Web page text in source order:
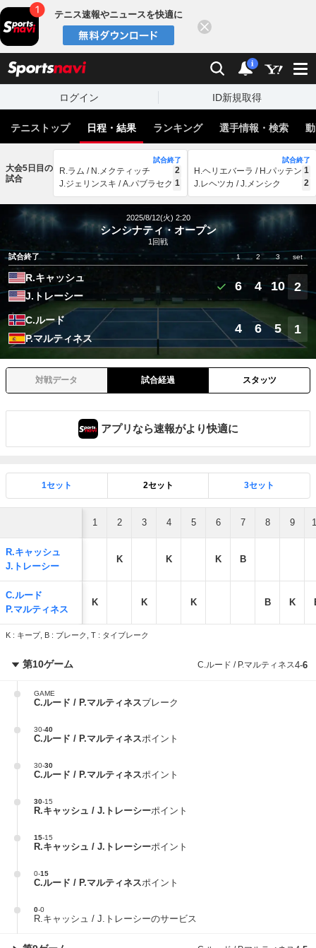
テニス速報やニュースを快適に
検索 通知
i
ログイン ID新規取得
テニストップ 日程・結果 ランキング 選手情報・検索
大会5日目の
試合
試合終了
R.ラム / N.メクティッチ
2
J.ジェリンスキ / A.パブラセク 1
試合終了
H.ヘリエバーラ / H.パッテン 1
J.レヘツカ / J.メンシク
2
2025/8/12(火) 2:20
シンシナティ・オープン
1回戦
試合終了
1 2 3 set
R.キャッシュ
J.トレーシー
6 4 10 2
C.ルード
P.マルティネス
4 6 5 1
対戦データ 試合経過 スタッツ
アプリなら速報がより快適に
1セット 2セット 3セット
1 2 3 4 5 6 7 8 9
R.キャッシュ
J.トレーシー
K K K B
C.ルード
P.マルティネス
K K K B K
K : キープ, B : ブレーク, T : タイブレーク
第10ゲーム C.ルード / P.マルティネス4-6
GAME
C.ルード / P.マルティネスブレーク
30-40
C.ルード / P.マルティネスポイント
30-30
C.ルード / P.マルティネスポイント
30-15
R.キャッシュ / J.トレーシーポイント
15-15
R.キャッシュ / J.トレーシーポイント
0-15
C.ルード / P.マルティネスポイント
0-0
R.キャッシュ / J.トレーシーのサービス